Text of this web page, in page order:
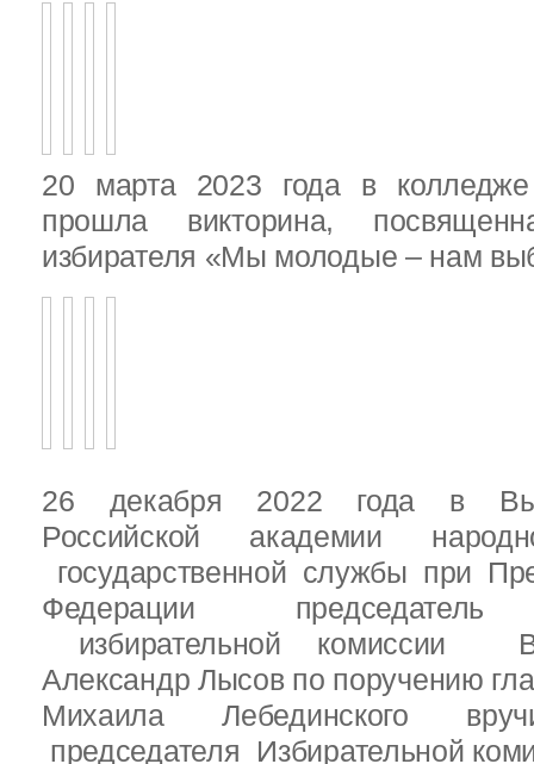
20 марта 2023 года в колледже
прошла викторина,
избирателя «Мы молодые – нам
26 декабря 2022 года в
Российской академии
государственной службы при
Федерации председатель
избирательной комиссии
Александр Лысов по поручению
Михаила Лебединского
председателя Избирательной